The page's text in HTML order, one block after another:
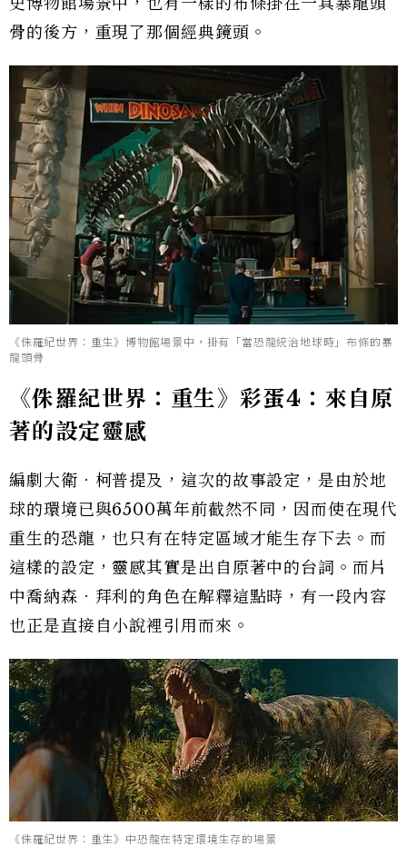
骨的後方，重現了那個經典鏡頭。
《侏羅紀世界：重生》博物館場景中，掛有「當恐龍統治地球時」布條的暴
龍頭骨
《侏羅紀世界：重生》彩蛋4：來自原
著的設定靈感
編劇大衛．柯普提及，這次的故事設定，是由於地
球的環境已與6500萬年前截然不同，因而使在現代
重生的恐龍，也只有在特定區域才能生存下去。而
這樣的設定，靈感其實是出自原著中的台詞。而片
中喬納森．拜利的角色在解釋這點時，有一段內容
也正是直接自小說裡引用而來。
《侏羅紀世界：重生》中恐龍在特定環境生存的場景